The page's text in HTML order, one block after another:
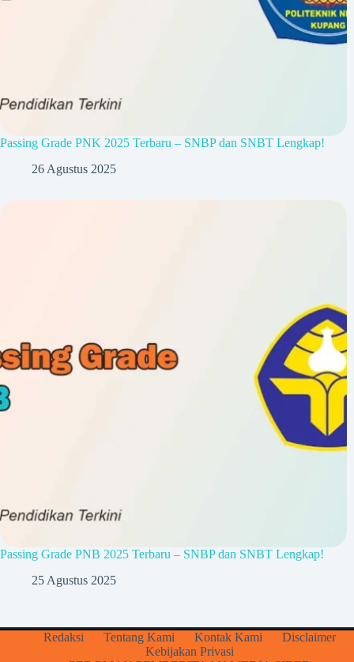
Passing Grade PNK 2025 Terbaru – SNBP dan SNBT Lengkap!
26 Agustus 2025
Passing Grade PNB 2025 Terbaru – SNBP dan SNBT Lengkap!
25 Agustus 2025
Redaksi Tentang Kami Kontak Kami
Disclaimer
Kebijakan Privasi